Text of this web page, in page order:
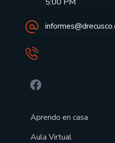
Aprendo en casa
Aula Virtual